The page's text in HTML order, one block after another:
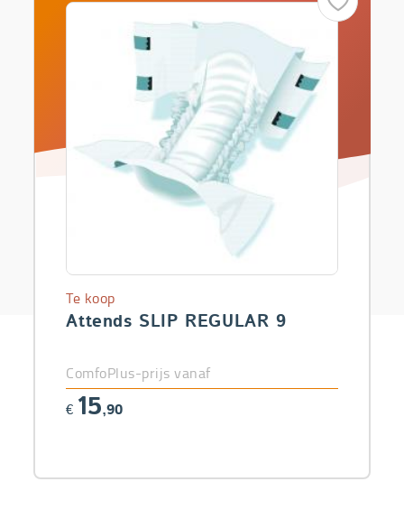
Attends SLIP REGULAR 9
Te koop
ComfoPlus-prijs vanaf
€ 15,90